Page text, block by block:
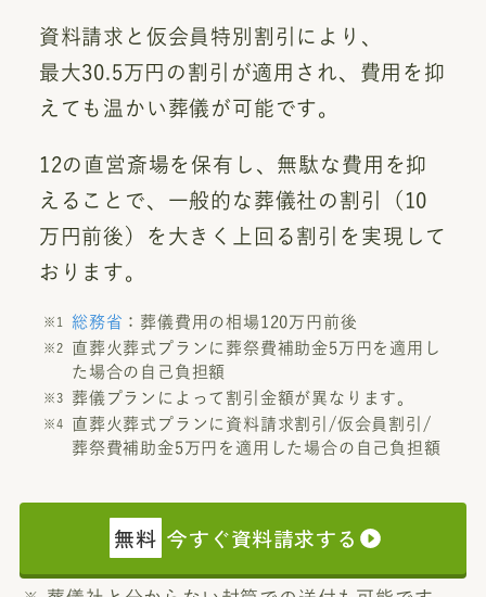
資料請求と仮会員特別割引により、
最大30.5万円の割引が適用され、費用を抑
えても温かい葬儀が可能です。
12の直営斎場を保有し、無駄な費用を抑
えることで、一般的な葬儀社の割引（10
万円前後）を大きく上回る割引を実現して
おります。
総務省 ：葬儀費用の相場120万円前後
直葬火葬式プランに葬祭費補助金5万円を適用し
た場合の自己負担額
葬儀プランによって割引金額が異なります。
直葬火葬式プランに資料請求割引/仮会員割引/
葬祭費補助金5万円を適用した場合の自己負担額
無料 今すぐ資料請求する